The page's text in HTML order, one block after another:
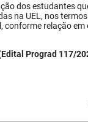
dos estudantes
na UEL, nos
conforme relação em
Prograd 117/